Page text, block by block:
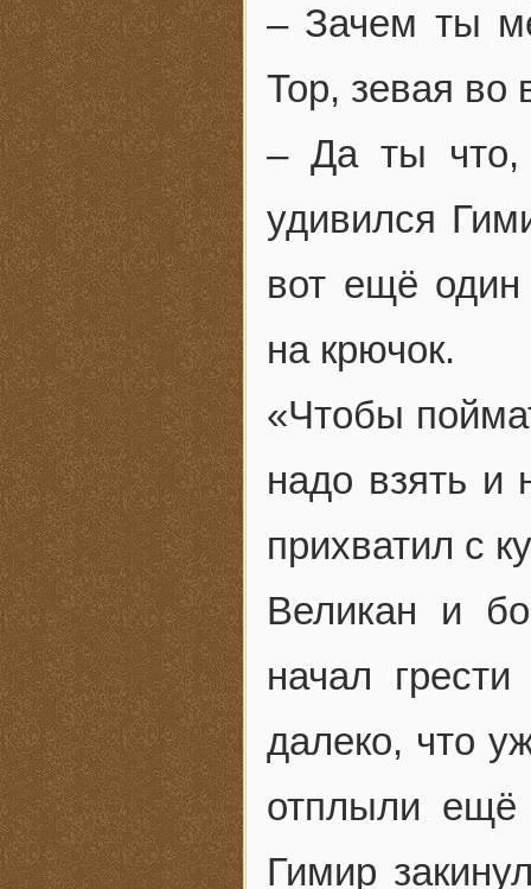
– Зачем ты
Тор, зевая во
– Да ты что,
удивился
вот ещё один
на крючок.
«Чтобы
надо взять и
прихватил с
Великан и
начал
далеко, что
отплыли ещё
Гимир